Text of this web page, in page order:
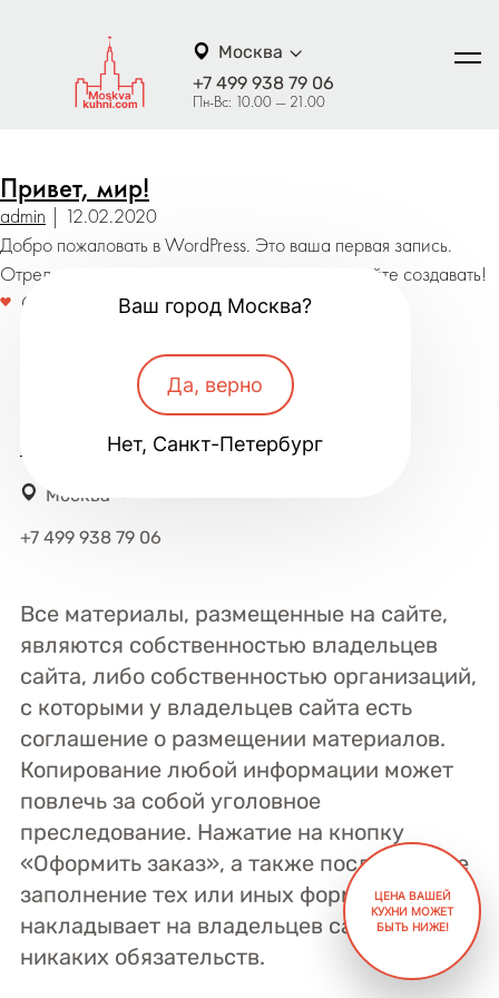
Москва
+7 499 938 79 06
Пн-Вс: 10.00 — 21.00
Ваш город Москва?
Да, верно
Нет, Санкт-Петербург
Привет, мир!
admin | 12.02.2020
Добро пожаловать в WordPress. Это ваша первая запись.
Отредактируйте или удалите ее, затем начинайте создавать!
Categories:
Без рубрики | Comments
ЦЕНА ВАШЕЙ
КУХНИ МОЖЕТ
БЫТЬ НИЖЕ!
УЗНАЙТЕ ЦЕНУ
ВАШЕЙ КУХНИ
Политика конфиденциальности
Обработка персональных данных
Москва
+7 499 938 79 06
Все материалы, размещенные на сайте,
являются собственностью владельцев
сайта, либо собственностью организаций,
с которыми у владельцев сайта есть
соглашение о размещении материалов.
Копирование любой информации может
повлечь за собой уголовное
преследование. Нажатие на кнопку
«Оформить заказ», а также последующее
заполнение тех или иных форм, не
накладывает на владельцев сайта
никаких обязательств.